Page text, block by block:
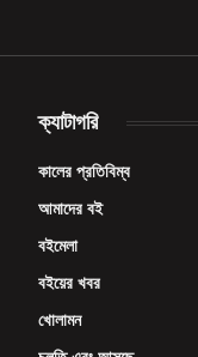
ক্যাটাগরি
কালের প্রতিবিম্ব
আমাদের বই
বইমেলা
বইয়ের খবর
খোলামন